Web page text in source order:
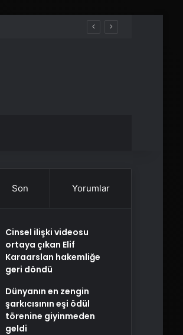
Son Yorumlar
Cinsel ilişki videosu
ortaya çıkan Elif
Karaarslan hakemliğe
geri döndü
Dünyanın en zengin
şarkıcısının eşi ödül
törenine giyinmeden
geldi